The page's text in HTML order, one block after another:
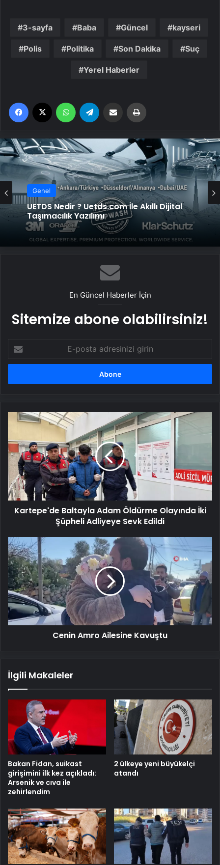
3-sayfa Baba Güncel kayseri
Polis Politika Son Dakika Suç
Yerel Haberler
Facebook WhatsApp Email'den paylaş
Genel
UETDS Nedir ? Uetds.com İle Akıllı Dijital
Taşımacılık Yazılımı
En Güncel Haberler İçin
Sitemize abone olabilirsiniz!
posta
adresinizi
Kartepe'de
Baltayla
Öldürme
Olayında
İki
Şüpheli
Adliyeye
Sevk
Edildi
Kartepe'de Baltayla Adam Öldürme Olayında İki
Şüpheli Adliyeye Sevk Edildi
Cenin
Amro
Ailesine
Kavuştu
Cenin Amro Ailesine Kavuştu
İlgili Makaleler
Bakan Fidan, suikast
girişimini ilk kez açıkladı:
Arsenik ve cıva ile
zehirlendim
2 ülkeye yeni büyükelçi
atandı